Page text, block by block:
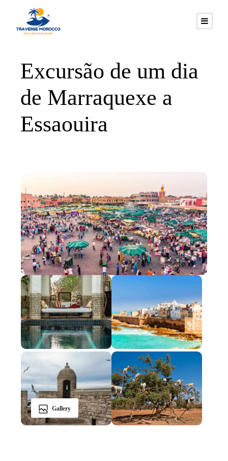
Excursão de um dia
de Marraquexe a
Essaouira
Gallery